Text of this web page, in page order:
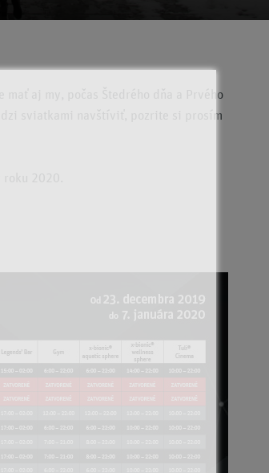
aj my, počas Štedrého dňa a Prvého
sviatkami navštíviť, pozrite si prosím
2020.